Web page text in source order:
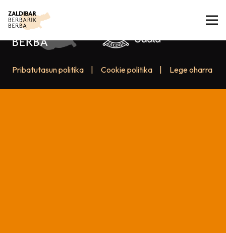
Pribatutasun politika Cookie politika Lege oharra